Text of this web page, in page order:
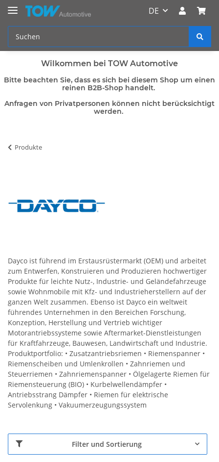
DE
Wilkommen bei TOW Automotive
Bitte beachten Sie, dass es sich bei diesem Shop um einen
reinen B2B-Shop handelt.
Anfragen von Privatpersonen können nicht berücksichtigt
werden.
Produkte
Dayco ist führend im Erstausrüstermarkt (OEM) und arbeitet
zum Entwerfen, Konstruieren und Produzieren hochwertiger
Produkte für leichte Nutz-, Industrie- und Geländefahrzeuge
sowie Wohnmobile mit Kfz- und Industrieherstellern auf der
ganzen Welt zusammen. Ebenso ist Dayco ein weltweit
führendes Unternehmen in den Bereichen Forschung,
Konzeption, Herstellung und Vertrieb wichtiger
Motorantriebssysteme sowie Aftermarket-Dienstleistungen
für Kraftfahrzeuge, Bauwesen, Landwirtschaft und Industrie.
Produktportfolio: • Zusatzantriebsriemen • Riemenspanner •
Riemenscheiben und Umlenkrollen • Zahnriemen und
Steuerriemen • Zahnriemenspanner • Ölgelagerte Riemen für
Riemensteuerung (BIO) • Kurbelwellendämpfer •
Antriebsstrang Dämpfer • Riemen für elektrische
Servolenkung • Vakuumerzeugungssystem
Filter und Sortierung